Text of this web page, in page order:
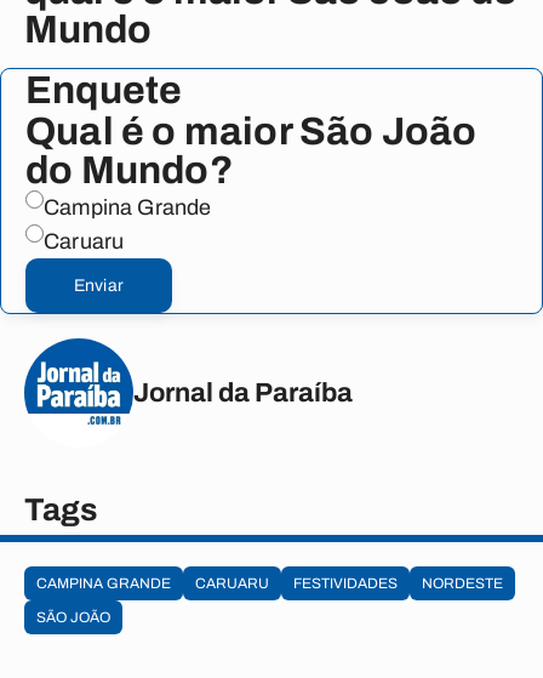
Mundo
Enquete
Qual é o maior São João
do Mundo?
Campina Grande
Caruaru
Enviar
Jornal da Paraíba
Tags
CAMPINA GRANDE CARUARU FESTIVIDADES
NORDESTE
SÃO JOÃO